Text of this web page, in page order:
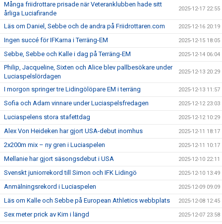
Många friidrottare prisade när Veteranklubben hade sitt
årliga Luciafirande
2025-12-17 22:55
Läs om Daniel, Sebbe och de andra på Friidrottaren.com 2025-12-16 20:19
Ingen succé för IFKarna i Terräng-EM 2025-12-15 18:05
Sebbe, Sebbe och Kalle i dag på Terräng-EM 2025-12-14 06:04
Philip, Jacqueline, Sixten och Alice blev pallbesökare under
Luciaspelslördagen
2025-12-13 20:29
I morgon springer tre Lidingölöpare EM i terräng 2025-12-13 11:57
Sofia och Adam vinnare under Luciaspelsfredagen 2025-12-12 23:03
Luciaspelens stora stafettdag 2025-12-12 10:29
Alex Von Heideken har gjort USA-debut inomhus 2025-12-11 18:17
2x200m mix – ny gren i Luciaspelen 2025-12-11 10:17
Mellanie har gjort säsongsdebut i USA 2025-12-10 22:11
Svenskt juniorrekord till Simon och IFK Lidingö 2025-12-10 13:49
Anmälningsrekord i Luciaspelen 2025-12-09 09:09
Läs om Kalle och Sebbe på European Athletics webbplats 2025-12-08 12:45
Sex meter prick av Kim i längd 2025-12-07 23:58